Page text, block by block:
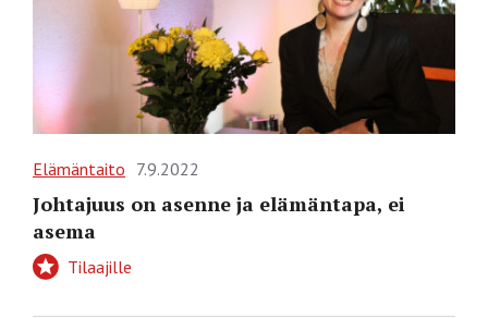
Elämäntaito 7.9.2022
Johtajuus on asenne ja elämäntapa, ei
asema
Tilaajille